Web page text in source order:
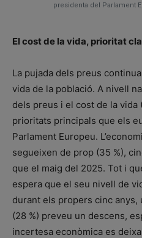
presidenta del Parlament
El cost de la vida, prioritat
La pujada dels preus
vida de la població. A nivell
dels preus i el cost de la vida
prioritats principals que els
Parlament Europeu.
segueixen de prop (35 %),
que el maig del 2025. Tot i
espera que el seu nivell de
durant els propers cinc
(28 %) preveu un descens,
incertesa econòmica es